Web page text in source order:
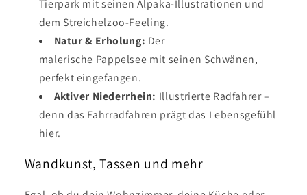
Tierpark mit seinen Alpaka-Illustrationen und
dem Streichelzoo-Feeling.
Natur & Erholung: Der
malerische Pappelsee mit seinen Schwänen,
perfekt eingefangen.
Aktiver Niederrhein: Illustrierte Radfahrer –
denn das Fahrradfahren prägt das Lebensgefühl
hier.
Wandkunst, Tassen und mehr